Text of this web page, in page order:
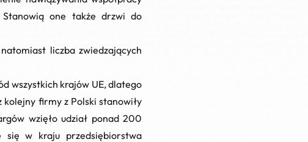
Stanowią one także drzwi do
liczba zwiedzających
wszystkich krajów UE, dlatego
firmy z Polski stanowiły
wzięło udział ponad 200
się w kraju przedsiębiorstwa